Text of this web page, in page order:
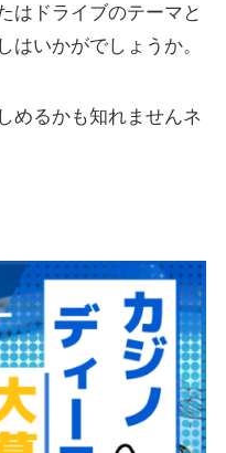
はドライブのテーマと
はいかがでしょうか。
めるかも知れませんネ